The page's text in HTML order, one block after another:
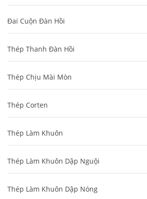
Đai Cuộn Đàn Hồi
Thép Thanh Đàn Hồi
Thép Chịu Mài Mòn
Thép Corten
Thép Làm Khuôn
Thép Làm Khuôn Dập Nguội
Thép Làm Khuôn Dập Nóng